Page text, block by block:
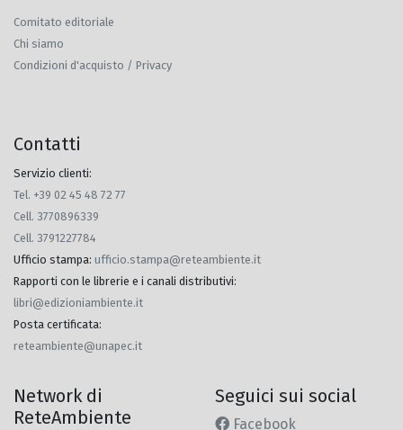
Comitato editoriale
Chi siamo
Condizioni d'acquisto / Privacy
Contatti
Servizio clienti:
Tel. +39 02 45 48 72 77
Cell. 3770896339
Cell. 3791227784
Ufficio stampa: ufficio.stampa@reteambiente.it
Rapporti con le librerie e i canali distributivi:
libri@edizioniambiente.it
Posta certificata:
reteambiente@unapec.it
Network di
ReteAmbiente
Seguici sui social
Facebook